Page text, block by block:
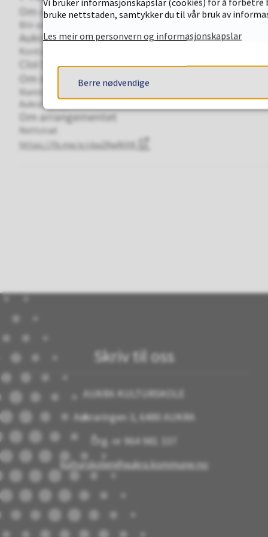
Om arrangøren
Blir arrangert av
Aukra kulturskole
Kontakt
Cloi Sugano
Om staden
Namn
Aukra kyrkje
Om arrangementet
Nettstad
https://fb.me/e/cka29wNHK
Skriv til oss
AUKRA KULTURSKOLE
Aukraringen 3, 6480 AUKRA
Org. nr 964 981 337
kulturskolen@aukra.kommune.no
bruke nettstaden, samtykker du til vår bruk av
Les meir om personvern og informasjonskapslar
Berre nødvendige